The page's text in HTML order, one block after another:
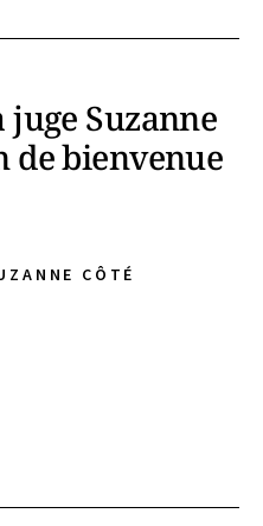
Suzanne
de bienvenue
CÔTÉ